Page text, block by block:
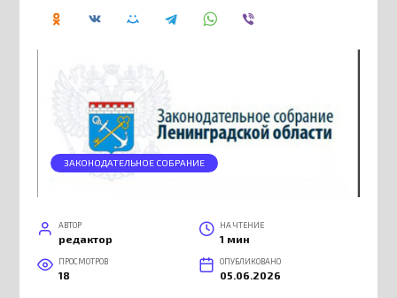
ЗАКОНОДАТЕЛЬНОЕ СОБРАНИЕ
АВТОР
редактор
НА ЧТЕНИЕ
1 мин
ПРОСМОТРОВ
18
ОПУБЛИКОВАНО
05.06.2026